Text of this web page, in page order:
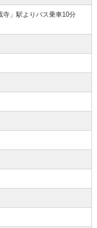
」駅よりバス乗車10分